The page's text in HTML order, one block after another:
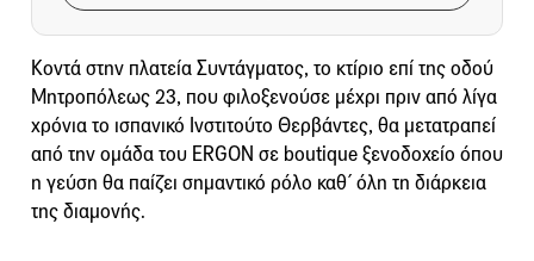
Κοντά στην πλατεία Συντάγματος, το κτίριο επί της οδού
Μητροπόλεως 23, που φιλοξενούσε μέχρι πριν από λίγα
χρόνια το ισπανικό Ινστιτούτο Θερβάντες, θα μετατραπεί
από την ομάδα του ERGON σε boutique ξενοδοχείο όπου
η γεύση θα παίζει σημαντικό ρόλο καθ΄ όλη τη διάρκεια
της διαμονής.